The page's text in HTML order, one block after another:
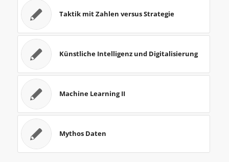
Taktik mit Zahlen versus Strategie
Künstliche Intelligenz und Digitalisierung
Machine Learning II
Mythos Daten